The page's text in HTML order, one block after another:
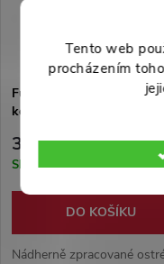
Tento web
procházením
5
-45%
Funkční wakizashi s
kogatanou "TOKUGAWA
3 299 Kč
Skladem
DO KOŠÍKU
Nádherně zpracované